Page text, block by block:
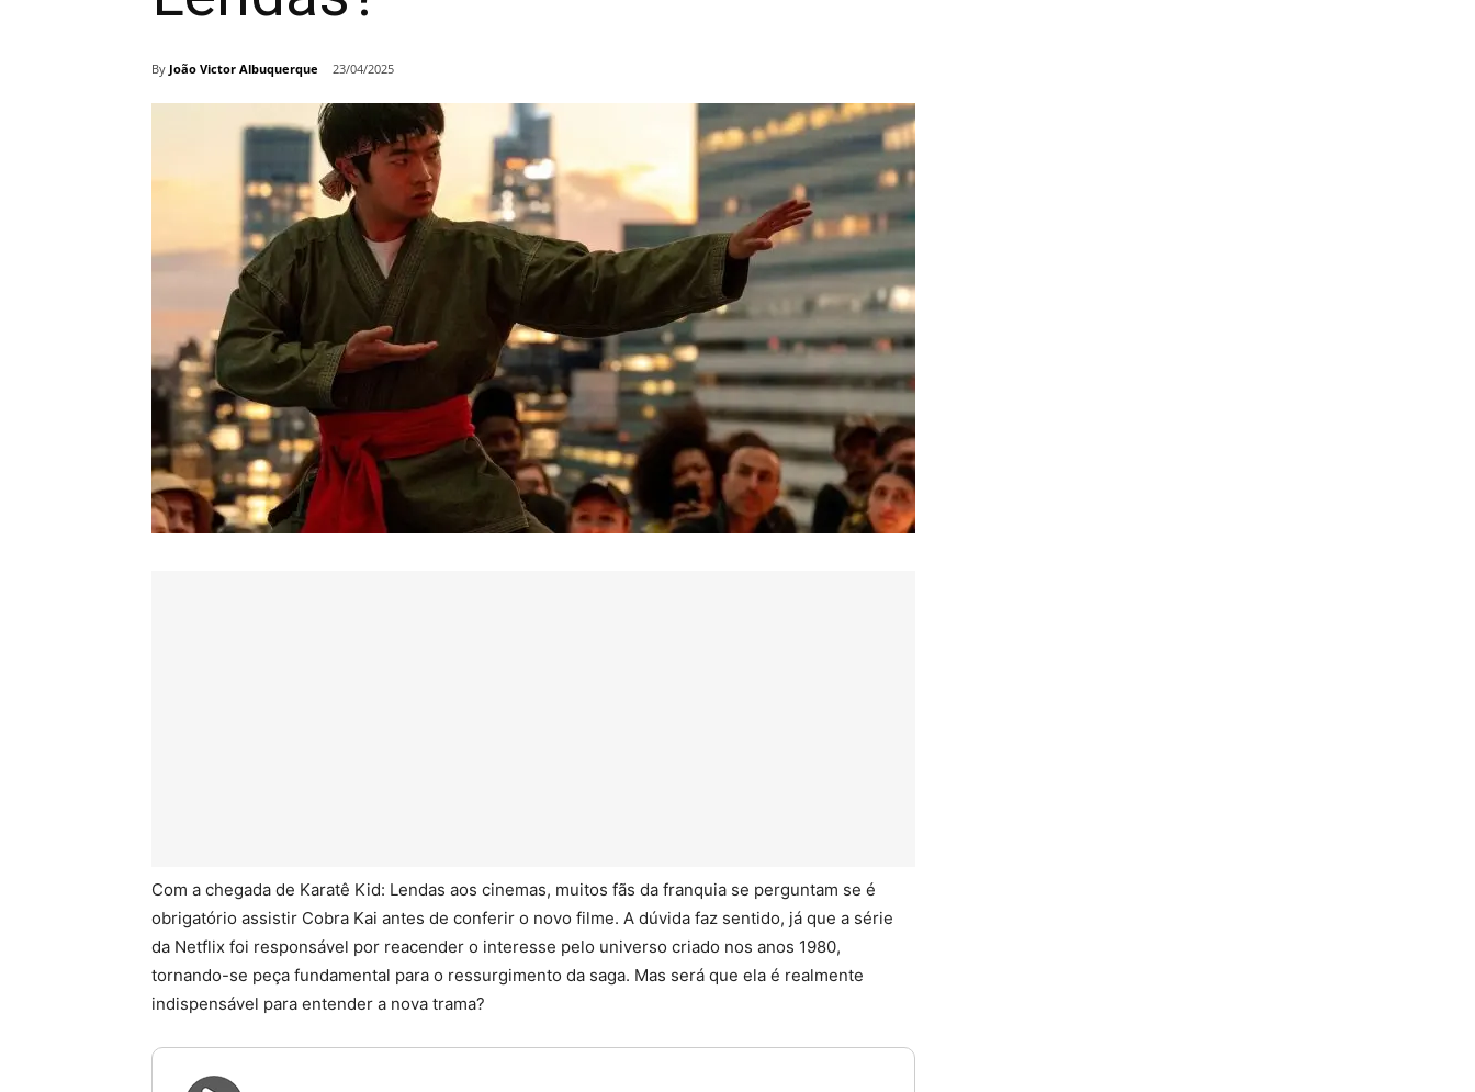
By João Victor Albuquerque 23/04/2025
Com a chegada de Karatê Kid: Lendas aos cinemas, muitos fãs da franquia se perguntam se é
obrigatório assistir Cobra Kai antes de conferir o novo filme. A dúvida faz sentido, já que a série
da Netflix foi responsável por reacender o interesse pelo universo criado nos anos 1980,
tornando-se peça fundamental para o ressurgimento da saga. Mas será que ela é realmente
indispensável para entender a nova trama?